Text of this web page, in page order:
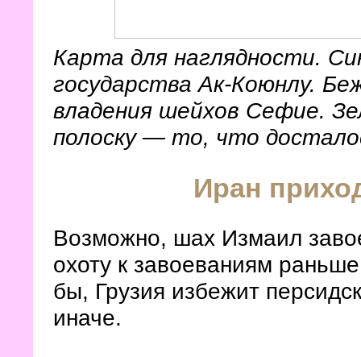
Карта для наглядности.
государства Ак-Коюнлу.
владения шейхов Сефие.
полоску— то, что
Иран
Возможно, шах Измаил
охоту к завоеваниям
бы, Грузия избежит
иначе.